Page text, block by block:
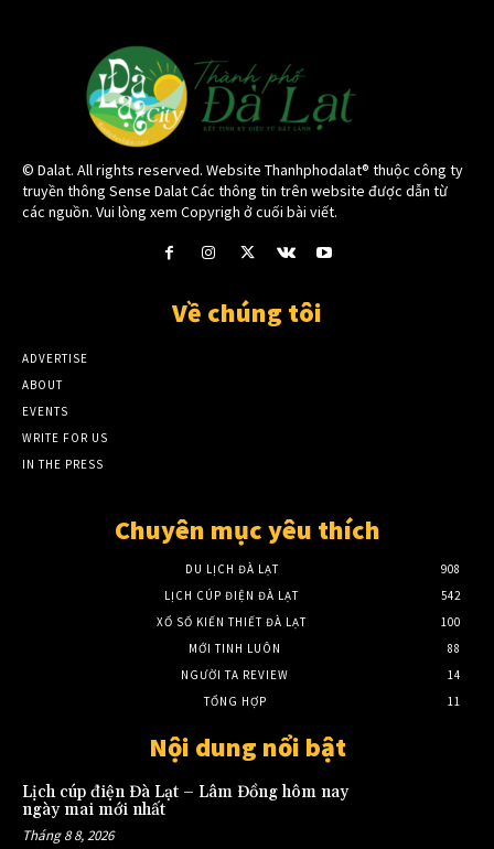
© Dalat. All rights reserved. Website Thanhphodalat® thuộc công ty
truyền thông Sense Dalat Các thông tin trên website được dẫn từ
các nguồn. Vui lòng xem Copyrigh ở cuối bài viết.
Về chúng tôi
ADVERTISE
ABOUT
EVENTS
WRITE FOR US
IN THE PRESS
Chuyên mục yêu thích
DU LỊCH ĐÀ LẠT
908
LỊCH CÚP ĐIỆN ĐÀ LẠT
542
XỔ SỐ KIẾN THIẾT ĐÀ LẠT
100
MỚI TINH LUÔN
88
NGƯỜI TA REVIEW
14
TỔNG HỢP
11
Nội dung nổi bật
Lịch cúp điện Đà Lạt – Lâm Đồng hôm nay
ngày mai mới nhất
Tháng 8 8, 2026